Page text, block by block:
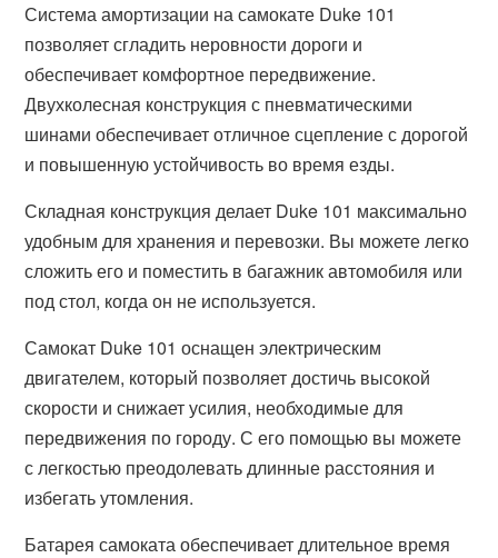
Система амортизации на самокате Duke 101
позволяет сгладить неровности дороги и
обеспечивает комфортное передвижение.
Двухколесная конструкция с пневматическими
шинами обеспечивает отличное сцепление с дорогой
и повышенную устойчивость во время езды.
Складная конструкция делает Duke 101 максимально
удобным для хранения и перевозки. Вы можете легко
сложить его и поместить в багажник автомобиля или
под стол, когда он не используется.
Самокат Duke 101 оснащен электрическим
двигателем, который позволяет достичь высокой
скорости и снижает усилия, необходимые для
передвижения по городу. С его помощью вы можете
с легкостью преодолевать длинные расстояния и
избегать утомления.
Батарея самоката обеспечивает длительное время